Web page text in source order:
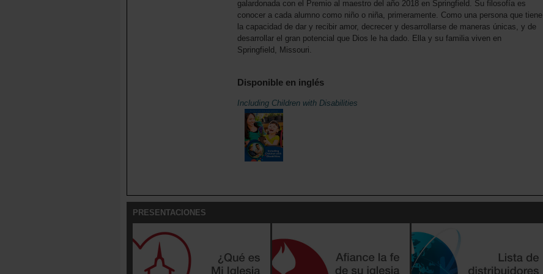
galardonada con el Premio al maestro del año 2018 en Springfield. Su filosofía es
conocer a cada alumno como niño o niña, primeramente. Como una persona que tiene
la capacidad de dar y recibir amor, decrecer y desarrollarse de maneras únicas, y de
desarrollar el gran potencial que Dios le ha dado. Ella y su familia viven en
Springfield, Missouri.
Disponible en inglés
Including Children with Disabilities
PRESENTACIONES